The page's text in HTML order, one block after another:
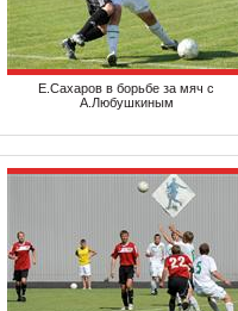
Е.Сахаров в борьбе за мяч с
А.Любушкиным